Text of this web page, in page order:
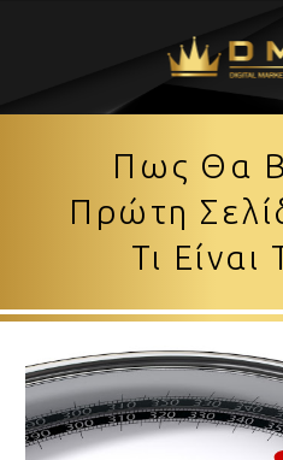
Πως Θα
Πρώτη
Τι Είναι